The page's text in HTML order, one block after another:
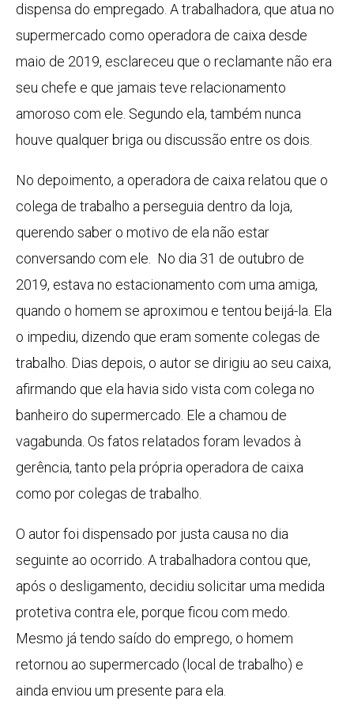
dispensa do empregado. A trabalhadora, que atua no
supermercado como operadora de caixa desde
maio de 2019, esclareceu que o reclamante não era
seu chefe e que jamais teve relacionamento
amoroso com ele. Segundo ela, também nunca
houve qualquer briga ou discussão entre os dois.
No depoimento, a operadora de caixa relatou que o
colega de trabalho a perseguia dentro da loja,
querendo saber o motivo de ela não estar
conversando com ele. No dia 31 de outubro de
2019, estava no estacionamento com uma amiga,
quando o homem se aproximou e tentou beijá-la. Ela
o impediu, dizendo que eram somente colegas de
trabalho. Dias depois, o autor se dirigiu ao seu caixa,
afirmando que ela havia sido vista com colega no
banheiro do supermercado. Ele a chamou de
vagabunda. Os fatos relatados foram levados à
gerência, tanto pela própria operadora de caixa
como por colegas de trabalho.
O autor foi dispensado por justa causa no dia
seguinte ao ocorrido. A trabalhadora contou que,
após o desligamento, decidiu solicitar uma medida
protetiva contra ele, porque ficou com medo.
Mesmo já tendo saído do emprego, o homem
retornou ao supermercado (local de trabalho) e
ainda enviou um presente para ela.